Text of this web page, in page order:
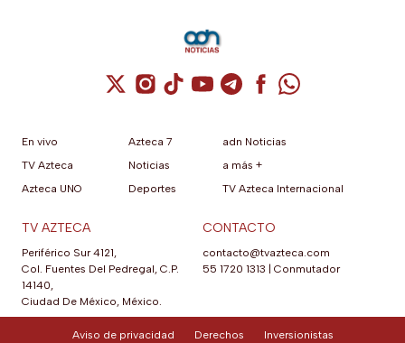
Cuenta de X / Twitter (se abre en una
Cuenta de Instagram (se abre en una
Cuenta de TikTok (se abre en
Cuenta de YouTube (se abre
Cuenta de Telegram (se
Cuenta de
Cuenta de
En vivo
TV Azteca
Azteca UNO
Azteca 7
Noticias
Deportes
adn Noticias
a más +
TV Azteca Internacional
TV AZTECA
Periférico Sur 4121,
Col. Fuentes Del Pedregal, C.P.
14140,
Ciudad De México, México.
CONTACTO
contacto@tvazteca.com
55 1720 1313
Conmutador
Aviso de privacidad Derechos
Inversionistas